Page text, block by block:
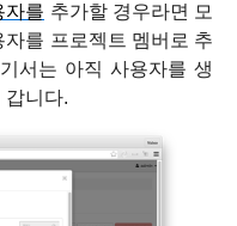
자를 추가할 경우라면 모
를 프로젝트 멤버로 추
서는 아직 사용자를 생
갑니다.